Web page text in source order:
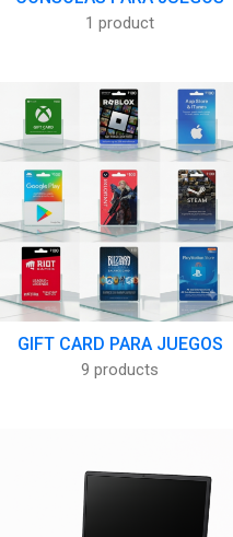
1 product
GIFT CARD PARA JUEGOS
9 products